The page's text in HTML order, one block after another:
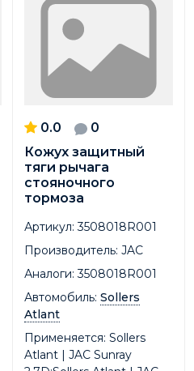
0.0
0
Кожух защитный
тяги рычага
стояночного
тормоза
Артикул: 3508018R001
Производитель: JAC
Аналоги: 3508018R001
Автомобиль: Sollers
Atlant
Применяется: Sollers
Atlant | JAC Sunray